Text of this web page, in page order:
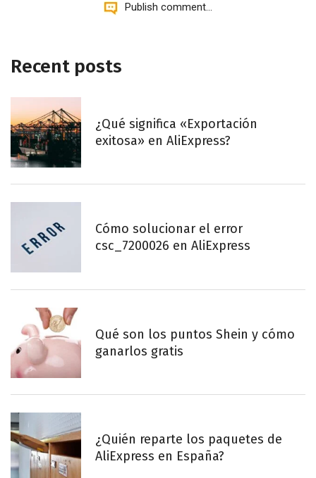
Publish comment...
Recent posts
¿Qué significa «Exportación
exitosa» en AliExpress?
Cómo solucionar el error
csc_7200026 en AliExpress
Qué son los puntos Shein y cómo
ganarlos gratis
¿Quién reparte los paquetes de
AliExpress en España?